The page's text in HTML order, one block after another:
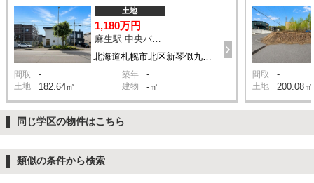
北海道札幌市北区新琴似九条16丁目
土地
1,180万円
麻生駅 中央バス自動車学校前 バス11分 停歩6分
間取 - 築年 -
土地 182.64㎡ 建物 -㎡
間取 -
土地 200.08㎡
同じ学区の物件はこちら
類似の条件から検索